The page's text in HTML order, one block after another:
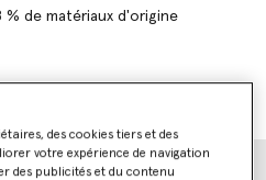
de matériaux d'origine
des cookies tiers et des
votre expérience de navigation
des publicités et du contenu